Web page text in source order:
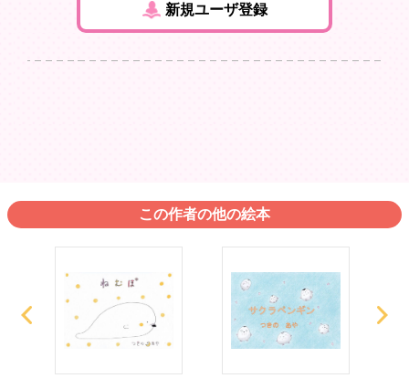
新規ユーザ登録
この作者の他の絵本